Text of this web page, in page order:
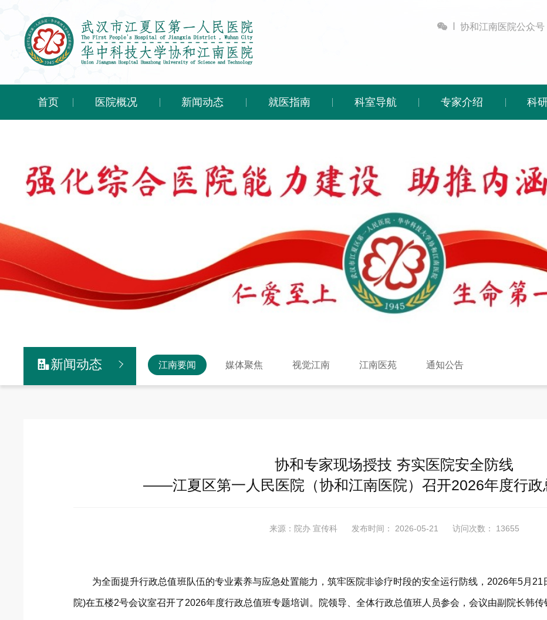
 协和江南医院公众号
首页 医院概况 新闻动态 就医指南 科室导航 专家介绍 科
新闻动态 江南要闻 媒体聚焦 视觉江南 江南医苑 通知公告
协和专家现场授技 夯实医院安全防线
——江夏区第一人民医院（协和江南医院）召开2026年度行政
来源：院办 宣传科 发布时间： 2026-05-21 访问次数： 13655
为全面提升行政总值班队伍的专业素养与应急处置能力，筑牢医院非诊疗时段的安全运行防线，2026年5月
院)在五楼2号会议室召开了2026年度行政总值班专题培训。院领导、全体行政总值班人员参会，会议由副院长韩传